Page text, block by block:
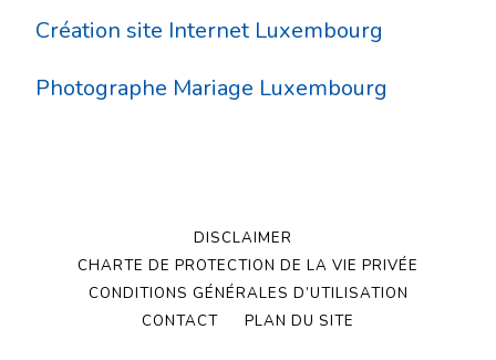
Création site Internet Luxembourg
Photographe Mariage Luxembourg
DISCLAIMER
CHARTE DE PROTECTION DE LA VIE PRIVÉE
CONDITIONS GÉNÉRALES D’UTILISATION
CONTACT
PLAN DU SITE